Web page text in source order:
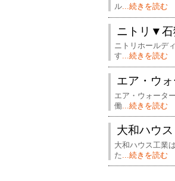
ル...続きを読む
ニトリ▼石
ニトリホールデ
す...続きを読む
エア・ウ
エア・ウォータ
働 ...続きを読む
大和ハウ
大和ハウス工業
た ...続きを読む